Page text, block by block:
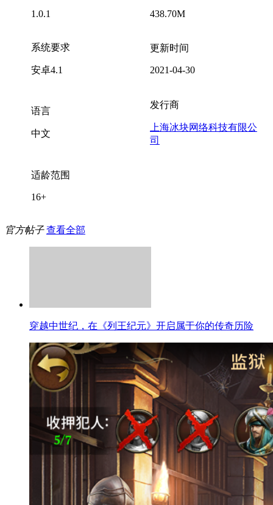
1.0.1 438.70M
系统要求
安卓4.1
更新时间
2021-04-30
语言
中文
发行商
上海冰块网络科技有限公
司
适龄范围
16+
官方帖子 查看全部
穿越中世纪，在《列王纪元》开启属于你的传奇历险